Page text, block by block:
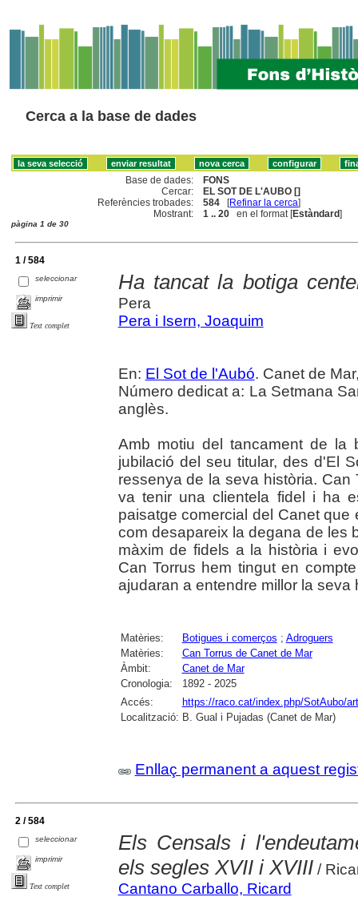
Cerca a la base de dades
Base de dades:
FONS
Cercar:
EL SOT DE L'AUBO []
Referències trobades:
584 [Refinar la cerca]
Mostrant:
1 .. 20 en el format [Estàndard]
pàgina 1 de 30
1 / 584
seleccionar
imprimir
Text complet
Ha tancat la botiga
Pera
Pera i Isern, Joaquim
En: El Sot de l'Aubó. Canet de
Número dedicat a: La Setmana
anglès.
Amb motiu del tancament de la
jubilació del seu titular, des d'El
ressenya de la seva història.
va tenir una clientela fidel i ha
paisatge comercial del Canet
com desapareix la degana de les
màxim de fidels a la història i
Can Torrus hem tingut en
ajudaran a entendre millor la seva
Matèries: Botigues i comerços ; Adroguers
Matèries:
Can Torrus de Canet de Mar
Àmbit:
Canet de Mar
Cronologia:
1892 - 2025
Accés:
https://raco.cat/index.php/SotAubo/
Localització: B. Gual i Pujadas (Canet de Mar)
Enllaç permanent a aquest
2 / 584
seleccionar
imprimir
Text complet
Els Censals i
els segles XVII i XVIII /
Cantano Carballo, Ricard